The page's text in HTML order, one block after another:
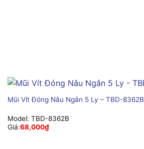
Mũi Vít Đóng Nâu Ngắn 5 Ly – TBD-8362B
Model: TBD-8362B
Giá:68,000₫